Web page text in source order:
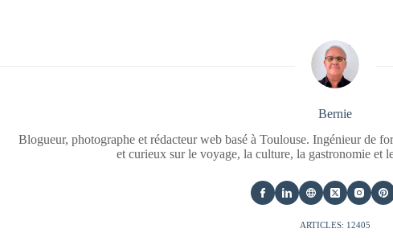
Bernie
Blogueur, photographe et rédacteur web basé à Toulouse. Ingénieur de
et curieux sur le voyage, la culture, la gastronomie et
ARTICLES: 12405